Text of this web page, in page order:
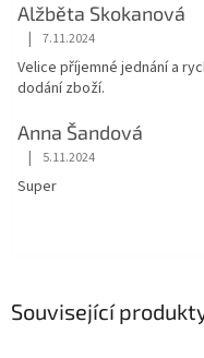
Alžběta Skokanová
Hodnocení obchodu je 5 z 5
| 7.11.2024
Velice příjemné jednání a
dodání zboží.
Anna Šandová
Hodnocení obchodu je 5 z 5
| 5.11.2024
Super
Související